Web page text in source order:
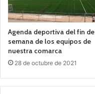
Agenda deportiva del fin de
semana de los equipos de
nuestra comarca
28 de octubre de 2021